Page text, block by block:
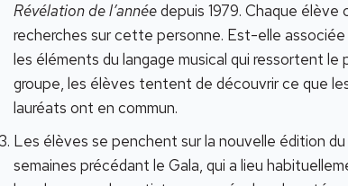
Révélation de l’annéedepuis 1979. Chaque
recherches sur cette personne. Est-elle
les éléments du langage musical qui ressortent le
groupe, les élèves tentent de découvrir ce que
lauréats ont en commun.
Les élèves se penchent sur la nouvelle édition du
semaines précédant le Gala, qui a lieu